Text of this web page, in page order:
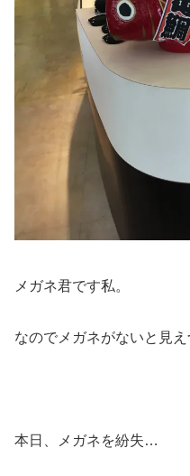
メガネ君です私。
なのでメガネがないと見え
本日、メガネを紛失…